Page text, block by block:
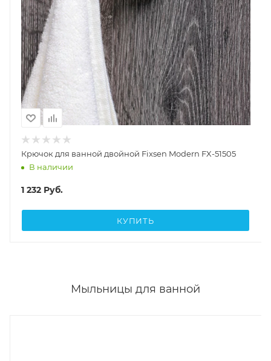
Крючок для ванной двойной Fixsen Modern FX-51505
В наличии
1 232 Руб.
КУПИТЬ
Мыльницы для ванной